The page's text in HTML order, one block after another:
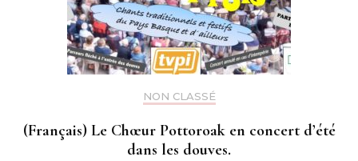
NON CLASSÉ
(Français) Le Chœur Pottoroak en concert d’été
dans les douves.